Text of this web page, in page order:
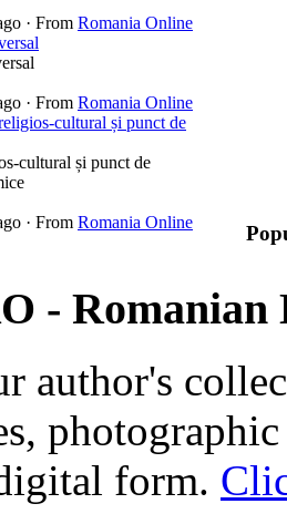
· From Romania Online
· From Romania Online
cultural și punct de
cultural și punct de
· From Romania Online
-
author's
form.